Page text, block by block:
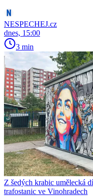
NESPECHEJ.cz
dnes, 15:00
3 min
Z šedých krabic umělecká
trafostanic ve Vinohradech